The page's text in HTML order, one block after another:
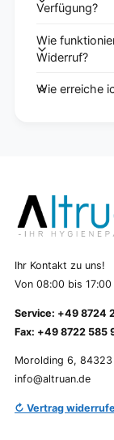
Verfügung?
Wie
Widerruf?
Wie erreiche
Ihr Kontakt zu uns!
Von 08:00 bis 17:00
Service: +49 8724
Fax: +49 8722 585
Morolding 6, 84323
info@altruan.de
↻ Vertrag